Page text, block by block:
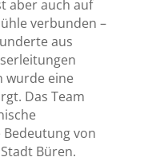
aber auch auf
verbunden –
aus
wurde eine
Das Team
von
Büren.